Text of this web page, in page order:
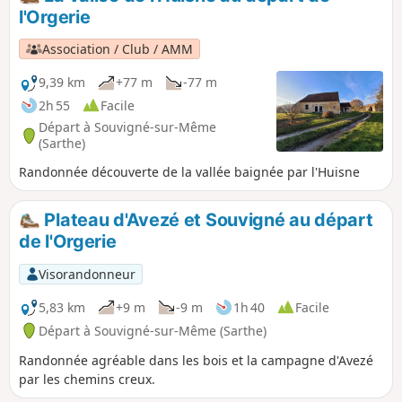
l'Orgerie
Association / Club / AMM
9,39 km
+77 m
-77 m
2h 55
Facile
Départ à Souvigné-sur-Même
(Sarthe)
Randonnée découverte de la vallée baignée par l'Huisne
Plateau d'Avezé et Souvigné au départ
de l'Orgerie
Visorandonneur
5,83 km
+9 m -9 m 1h 40
Facile
Départ à Souvigné-sur-Même (Sarthe)
Randonnée agréable dans les bois et la campagne d'Avezé
par les chemins creux.